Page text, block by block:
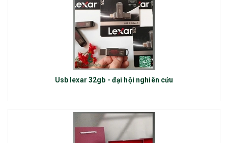
Usb lexar 32gb - đại hội nghiên cứu